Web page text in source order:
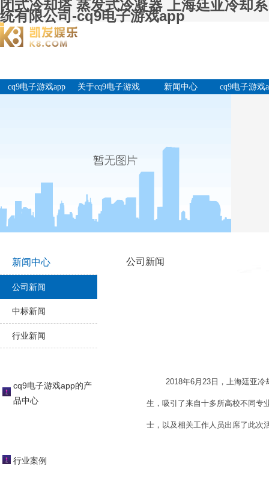
闭式冷却塔 蒸发式冷凝器 上海廷亚冷却系
统有限公司-cq9电子游戏app
cq9电子游戏app
关于cq9电子游戏
新闻中心
cq9电子游戏
新闻中心
公司新闻
中标新闻
行业新闻
cq9电子游戏app的产
品中心
行业案例
公司新闻
2018年6月23日，上海廷亚冷却
生，吸引了来自十多所高校不同专
士，以及相关工作人员出席了此次